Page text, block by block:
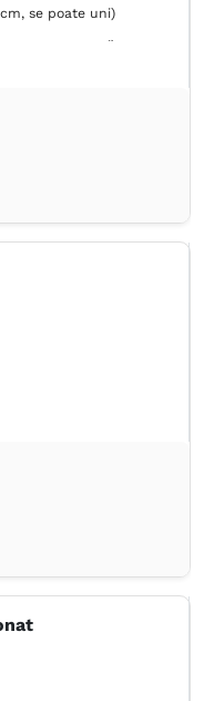
se poate uni)
se poate uni)